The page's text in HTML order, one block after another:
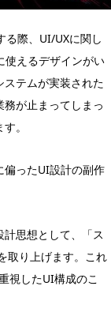
る際、UI/UXに関し
使えるデザインがい
テムが実装された
が止まってしまっ
。
偏ったUI設計の副作
思想として、「ス
取り上げます。これ
視したUI構成のこ